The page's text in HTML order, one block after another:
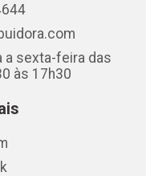
a sexta-feira das
às 17h30